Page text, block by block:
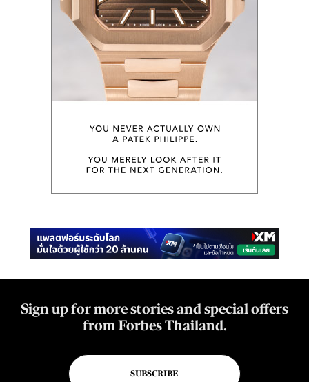
Sign up for more stories and special offers
from Forbes Thailand.
SUBSCRIBE